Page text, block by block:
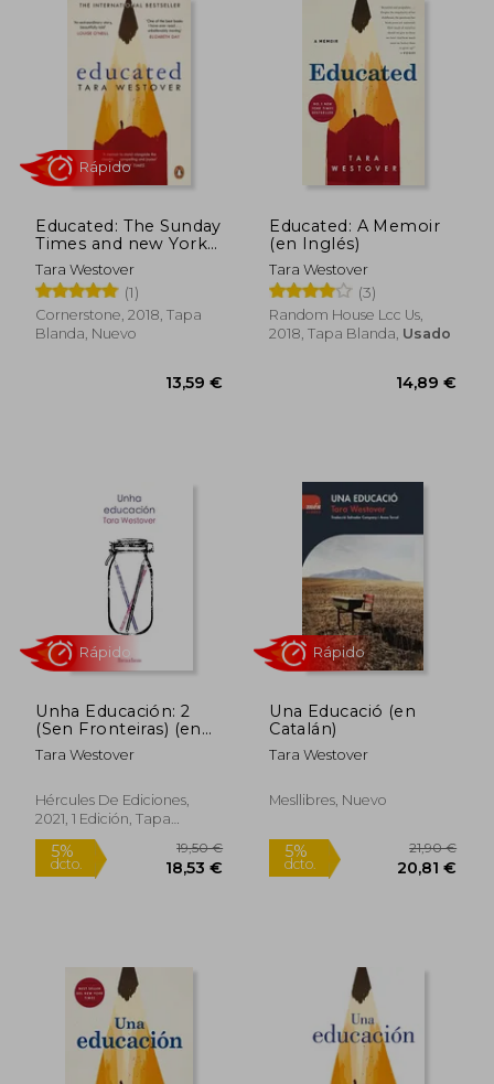
5% 5%
dcto.
Educated: The Sunday
Times and new York
Times Bestselling
Memoir (en Inglés)
Tara Westover
(1)
Cornerstone, 2018, Tapa
Blanda, Nuevo
Educated: A Memoir
(en Inglés)
Tara Westover
(3)
Random House Lcc Us,
2018, Tapa Blanda, Usado
Unha Educación: 2
(Sen Fronteiras) (en
Gallego)
Tara Westover
Hércules De Ediciones,
2021, 1 Edición, Tapa
Blanda, Nuevo
Una Educació (en
Catalán)
Tara Westover
Mesllibres, Nuevo